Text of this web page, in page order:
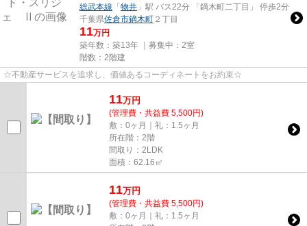
総武本線 「物井 」駅 バス22分 「鏑木町二丁目」 停歩2分
千葉県佐倉市鏑木町 ２丁目
11万円
築年数：築13年 ｜募集中： 2室
階数：2階建
☆不動産サービスを追求し、価値あるコーディネートをお約束☆
11万円
(管理費・共益費 5,500円)
敷：0ヶ月｜礼：1.5ヶ月
所在階：2階
間取り：2LDK
面積：62.16㎡
11万円
(管理費・共益費 5,500円)
敷：0ヶ月｜礼：1.5ヶ月